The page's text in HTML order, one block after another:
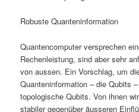
Robuste Quanteninformation
Quantencomputer versprechen
Rechenleistung, sind aber sehr
von aussen. Ein Vorschlag, um
Quanteninformation – die Qubits
topologische Qubits. Von ihnen
stabiler gegenüber äusseren